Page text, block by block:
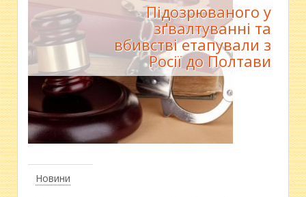
Новини
Підозрюваного у
зґвалтуванні та
вбивстві етапували з
Росії до Полтави